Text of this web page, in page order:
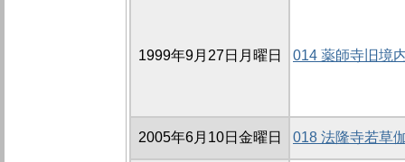
1999年9月27日月曜日 014 薬師寺旧境
2005年6月10日金曜日 018 法隆寺若草